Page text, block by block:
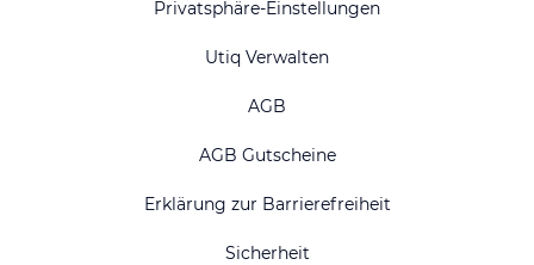
Privatsphäre-Einstellungen
Utiq Verwalten
AGB
AGB Gutscheine
Erklärung zur Barrierefreiheit
Sicherheit